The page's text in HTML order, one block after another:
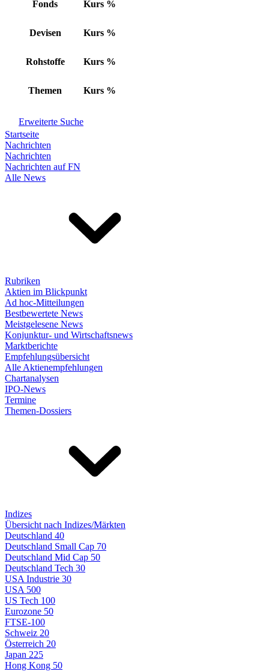
Fonds Kurs %
Devisen Kurs %
Rohstoffe Kurs %
Themen Kurs %
Erweiterte Suche
Startseite
Nachrichten
Nachrichten
Nachrichten auf FN
Alle News
Rubriken
Aktien im Blickpunkt
Ad hoc-Mitteilungen
Bestbewertete News
Meistgelesene News
Konjunktur- und Wirtschaftsnews
Marktberichte
Empfehlungsübersicht
Alle Aktienempfehlungen
Chartanalysen
IPO-News
Termine
Themen-Dossiers
Indizes
Übersicht nach Indizes/Märkten
Deutschland 40
Deutschland Small Cap 70
Deutschland Mid Cap 50
Deutschland Tech 30
USA Industrie 30
USA 500
US Tech 100
Eurozone 50
FTSE-100
Schweiz 20
Österreich 20
Japan 225
Hong Kong 50